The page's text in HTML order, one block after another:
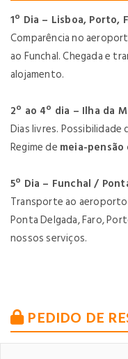
1º Dia – Lisboa, Porto,
Comparência no
ao Funchal. Chegada e
alojamento.
2º ao 4º dia – Ilha da
Dias livres.
Regime de meia-
5º Dia – Funchal /
Transporte ao
Ponta Delgada, Faro,
nossos serviços.
PEDIDO DE